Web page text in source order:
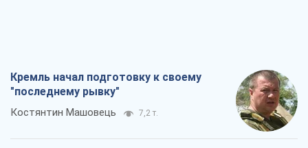
Кремль начал подготовку к своему
"последнему рывку"
Костянтин Машовець 7,2 т.